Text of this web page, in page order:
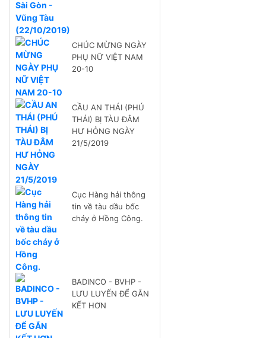
CHÚC MỪNG NGÀY
PHỤ NỮ VIỆT NAM
20-10
CẦU AN THÁI (PHÚ
THÁI) BỊ TÀU ĐÂM
HƯ HỎNG NGÀY
21/5/2019
Cục Hàng hải thông
tin về tàu dầu bốc
cháy ở Hồng Công.
BADINCO - BVHP -
LƯU LUYẾN ĐỂ GẮN
KẾT HƠN